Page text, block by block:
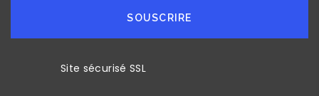
SOUSCRIRE
Site sécurisé SSL